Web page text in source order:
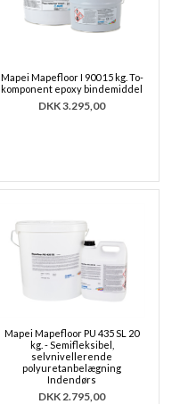
Mapei Mapefloor I 900 15 kg. To-
komponent epoxy bindemiddel
DKK3.295,00
Mapei Mapefloor PU 435 SL 20
kg. - Semifleksibel,
selvnivellerende
polyuretanbelægning
Indendørs
DKK 2.795,00